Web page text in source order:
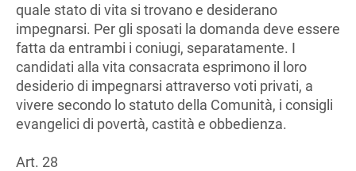
quale stato di vita si trovano e desiderano
impegnarsi. Per gli sposati la domanda deve essere
fatta da entrambi i coniugi, separatamente. I
candidati alla vita consacrata esprimono il loro
desiderio di impegnarsi attraverso voti privati, a
vivere secondo lo statuto della Comunità, i consigli
evangelici di povertà, castità e obbedienza.
Art. 28